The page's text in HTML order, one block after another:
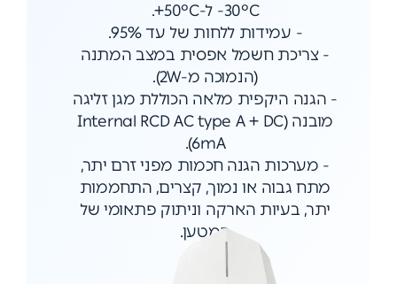
30°C- ל-50°C+.
- עמידות ללחות של עד 95%.
- צריכת חשמל אפסית במצב המתנה
(הנמוכה מ-2W).
- הגנה היקפית מלאה הכוללת מגן זליגה
מובנה (Internal RCD AC type A + DC
6mA).
- מערכות הגנה חכמות מפני זרם יתר,
מתח גבוה או נמוך, קצרים, התחממות
יתר, בעיות הארקה וניתוק פתאומי של
המטען.